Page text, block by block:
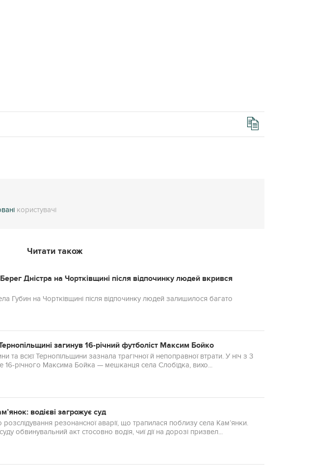
користувачі
Читати також
Дністра на Чортківщині після відпочинку людей вкрився
Губин на Чортківщині після відпочинку людей залишилося багато
загинув 16-річний футболіст Максим Бойко
та всієї Тернопільщини зазнала трагічної й непоправної втрати. У ніч з 3
16-річного Максима Бойка — мешканця села Слобідка, вихо...
водієві загрожує суд
резонансної аварії, що трапилася поблизу села Кам’янки.
обвинувальний акт стосовно водія, чиї дії на дорозі призвел...